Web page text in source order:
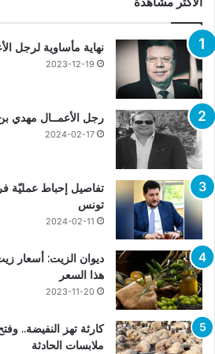
نهاية مأساوية لرجل
2023-12-19
رجل الأعمــال مهدي بن
2024-02-17
تفاصيل إحباط عمليّة
تونس
2024-02-11
ديوان الزيت: أسعار
هذا السعر
2023-11-20
كارثة تهز النفيضة..
ملابسات الحادثة